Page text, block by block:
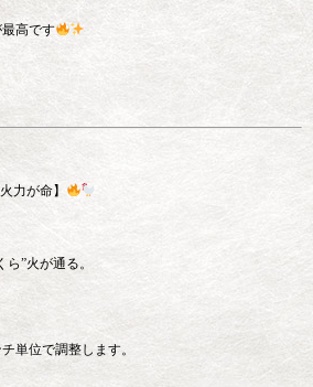
高です
力が命】
”火が通る。
単位で調整します。